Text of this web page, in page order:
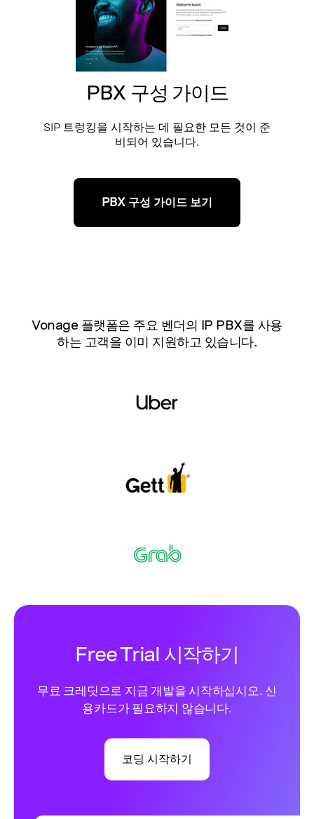
PBX 구성 가이드
SIP 트렁킹을 시작하는 데 필요한 모든 것이 준
비되어 있습니다.
PBX 구성 가이드 보기
Vonage 플랫폼은 주요 벤더의 IP PBX를 사용
하는 고객을 이미 지원하고 있습니다.
Free Trial 시작하기
무료 크레딧으로 지금 개발을 시작하십시오. 신
용카드가 필요하지 않습니다.
코딩 시작하기